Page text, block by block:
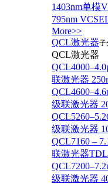
1403nm单模
795nm
More>>
QCL激光器子
QCL激光器
联激光器
级联激光器
级联激光器
QCL7160 –
联激光器
级联激光器